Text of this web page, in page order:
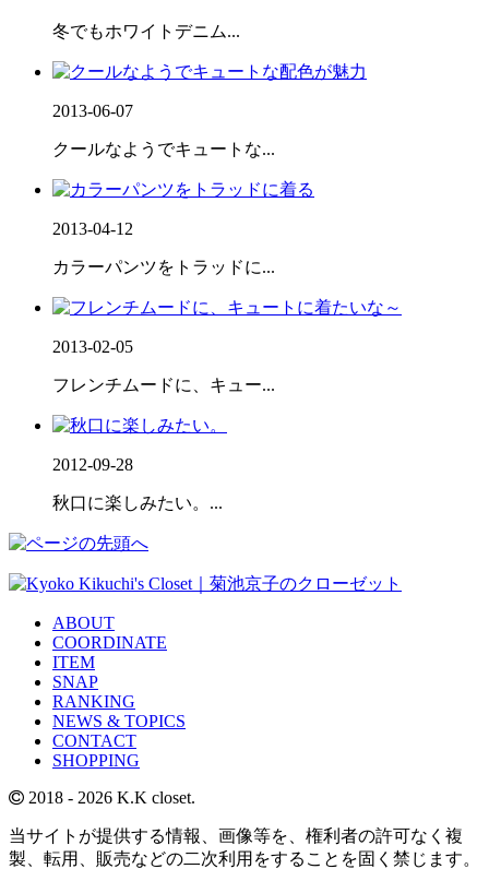
冬でもホワイトデニム...
2013-06-07
クールなようでキュートな...
2013-04-12
カラーパンツをトラッドに...
2013-02-05
フレンチムードに、キュー...
2012-09-28
秋口に楽しみたい。...
ABOUT
COORDINATE
ITEM
SNAP
RANKING
NEWS & TOPICS
CONTACT
SHOPPING
2018 - 2026 K.K closet.
当サイトが提供する情報、画像等を、権利者の許可なく複
製、転用、販売などの二次利用をすることを固く禁じます。